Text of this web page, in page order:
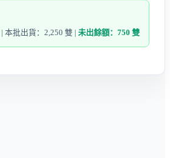
本批出貨：2,250 雙 | 未出餘額：750 雙